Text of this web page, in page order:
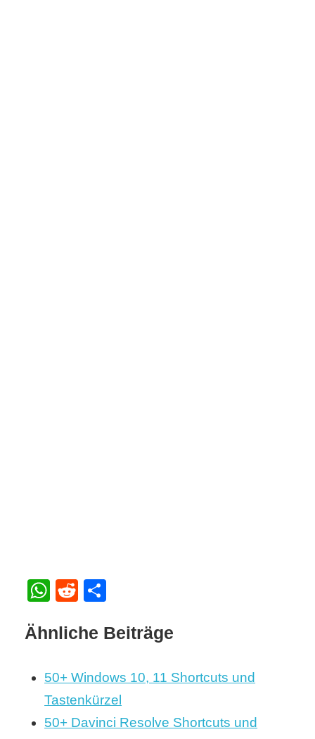
WhatsApp
Reddit
Ähnliche Beiträge
50+ Windows 10, 11 Shortcuts und
Tastenkürzel
50+ Davinci Resolve Shortcuts und